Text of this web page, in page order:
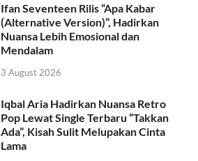
Ifan Seventeen Rilis “Apa Kabar
(Alternative Version)”, Hadirkan
Nuansa Lebih Emosional dan
Mendalam
3 August 2026
Iqbal Aria Hadirkan Nuansa Retro
Pop Lewat Single Terbaru “Takkan
Ada”, Kisah Sulit Melupakan Cinta
Lama